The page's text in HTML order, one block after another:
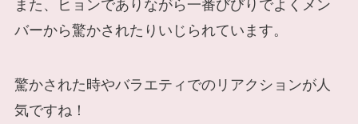
また、ヒョンでありながら一番びびりでよくメン
バーから驚かされたりいじられています。
驚かされた時やバラエティでのリアクションが人
気ですね！